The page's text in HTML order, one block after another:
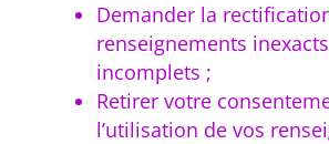
Demander la
renseignements
incomplets ;
Retirer votre
l’utilisation de vos